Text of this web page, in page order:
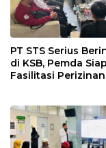
PT STS Serius
di KSB, Pemda Siap
Fasilitasi